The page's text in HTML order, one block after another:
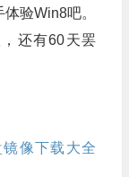
验Win8吧。
还有60天罢
像下载大全